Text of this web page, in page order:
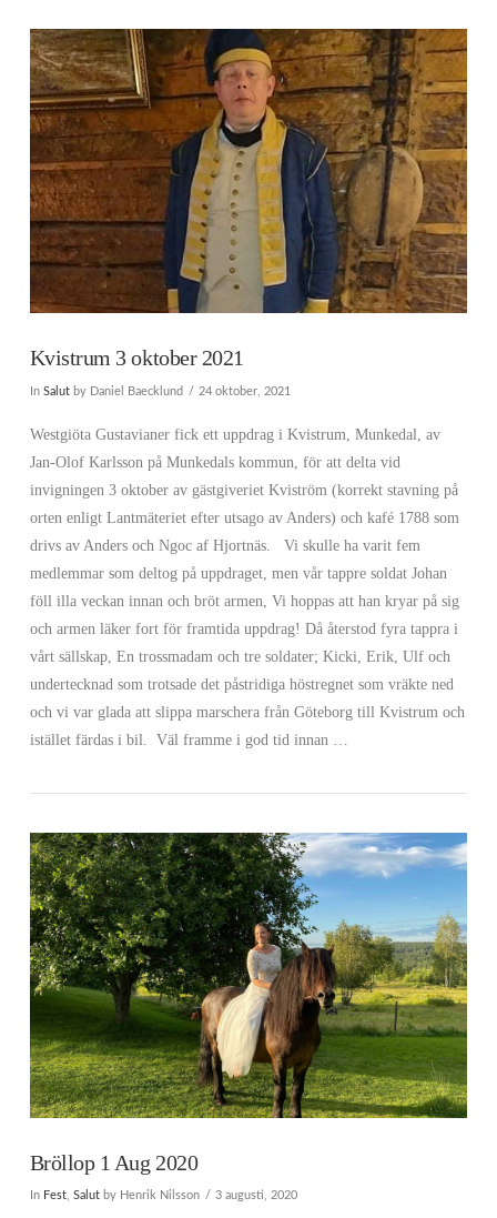
VIEW POST
Kvistrum 3 oktober 2021
In Salutby Daniel Baecklund 24 oktober, 2021
Westgiöta Gustavianer fick ett uppdrag i Kvistrum, Munkedal, av
Jan-Olof Karlsson på Munkedals kommun, för att delta vid
invigningen 3 oktober av gästgiveriet Kviström (korrekt stavning på
orten enligt Lantmäteriet efter utsago av Anders) och kafé 1788 som
drivs av Anders och Ngoc af Hjortnäs. Vi skulle ha varit fem
medlemmar som deltog på uppdraget, men vår tappre soldat Johan
föll illa veckan innan och bröt armen, Vi hoppas att han kryar på sig
och armen läker fort för framtida uppdrag! Då återstod fyra tappra i
vårt sällskap, En trossmadam och tre soldater; Kicki, Erik, Ulf och
undertecknad som trotsade det påstridiga höstregnet som vräkte ned
och vi var glada att slippa marschera från Göteborg till Kvistrum och
istället färdas i bil. Väl framme i god tid innan …
Bröllop 1 Aug 2020
In Fest, Salutby Henrik Nilsson 3 augusti, 2020